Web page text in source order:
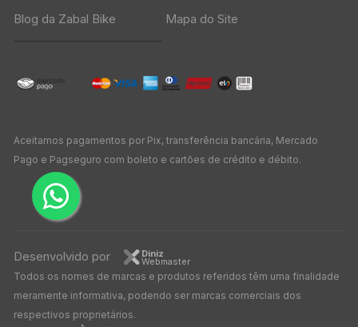
Blog da Zabal Bike Mapa do Site
Aceitamos pagamentos por Pix, transferência bancária, Mercado
Pago e Pagseguro com boleto e cartões de crédito e débito.
Desenvolvido por Diniz
Webmaster
Todos os nomes de marcas e produtos referidos têm uma finalidade
meramente informativa, podendo ser marcas comerciais dos
respectivos proprietários.